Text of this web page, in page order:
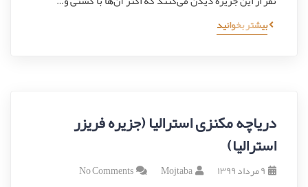
بیشتر بخوانید
دریاچه مکنزی استرالیا (جزیره فریزر
استرالیا)
۹ مرداد ۱۳۹۹ Mojtaba
No Comments